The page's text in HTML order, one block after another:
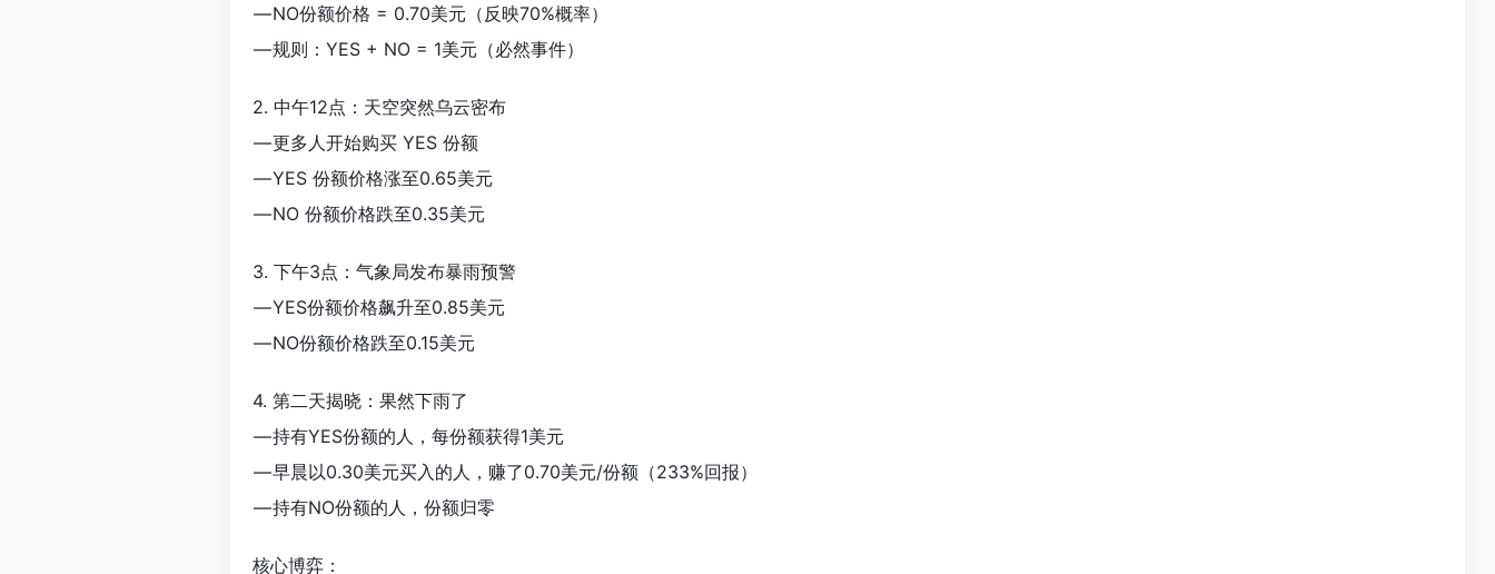
— NO份额价格 = 0.70美元（反映70%概率）
— 规则：YES + NO = 1美元（必然事件）
2. 中午12点：天空突然乌云密布
— 更多人开始购买 YES 份额
— YES 份额价格涨至0.65美元
— NO 份额价格跌至0.35美元
3. 下午3点：气象局发布暴雨预警
— YES份额价格飙升至0.85美元
— NO份额价格跌至0.15美元
4. 第二天揭晓：果然下雨了
— 持有YES份额的人，每份额获得1美元
— 早晨以0.30美元买入的人，赚了0.70美元/份额（233%回报）
— 持有NO份额的人，份额归零
核心博弈：